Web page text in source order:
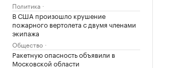
Политика
В США произошло крушение
пожарного вертолета с двумя членами
экипажа
Общество
Ракетную опасность объявили в
Московской области